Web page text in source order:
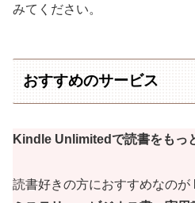
みてください。
おすすめのサービス
Kindle Unlimitedで読書をもっ
読書好きの方におすすめなのが